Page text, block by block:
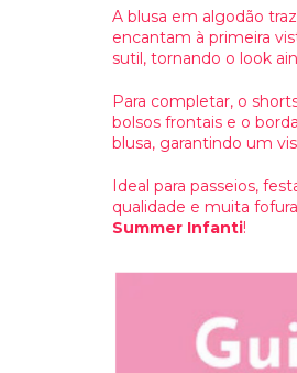
A blusa em algodão
encantam à primeira
sutil, tornando o look
Para completar, o
bolsos frontais e o
blusa, garantindo um
Ideal para passeios,
qualidade e muita
Summer Infanti!